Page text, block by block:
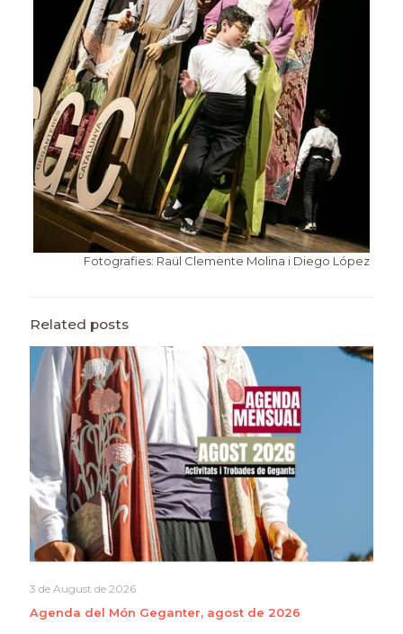
Fotografies: Raül Clemente Molina i Diego López
Related posts
3 de August de 2026
Agenda del Món Geganter, agost de 2026